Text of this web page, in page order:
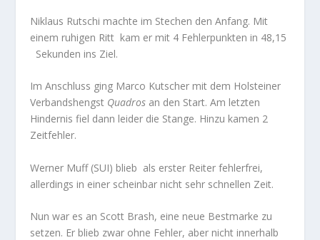
Niklaus Rutschi machte im Stechen den Anfang. Mit
einem ruhigen Ritt kam er mit 4 Fehlerpunkten in 48,15
Sekunden ins Ziel.
Im Anschluss ging Marco Kutscher mit dem Holsteiner
Verbandshengst Quadros an den Start. Am letzten
Hindernis fiel dann leider die Stange. Hinzu kamen 2
Zeitfehler.
Werner Muff (SUI) blieb als erster Reiter fehlerfrei,
allerdings in einer scheinbar nicht sehr schnellen Zeit.
Nun war es an Scott Brash, eine neue Bestmarke zu
setzen. Er blieb zwar ohne Fehler, aber nicht innerhalb